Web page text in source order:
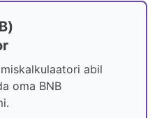
abil
oma BNB